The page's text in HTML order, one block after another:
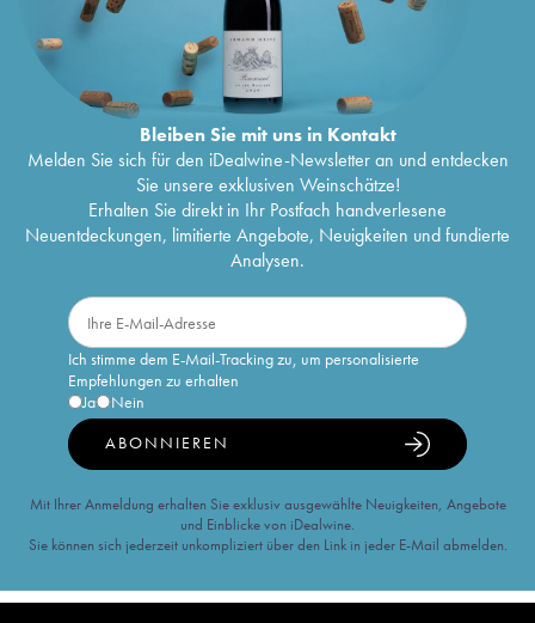
Bleiben Sie mit uns in Kontakt
Melden Sie sich für den iDealwine-Newsletter an und entdecken
Sie unsere exklusiven Weinschätze!
Erhalten Sie direkt in Ihr Postfach handverlesene
Neuentdeckungen, limitierte Angebote, Neuigkeiten und fundierte
Analysen.
Ich stimme dem E-Mail-Tracking zu, um personalisierte
Empfehlungen zu erhalten
Ja
Nein
ABONNIEREN
Mit Ihrer Anmeldung erhalten Sie exklusiv ausgewählte Neuigkeiten, Angebote
und Einblicke von iDealwine.
Sie können sich jederzeit unkompliziert über den Link in jeder E-Mail abmelden.